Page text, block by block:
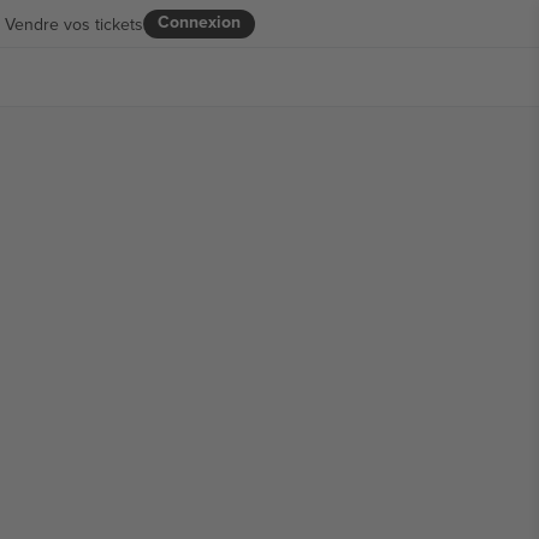
Connexion
Vendre vos tickets